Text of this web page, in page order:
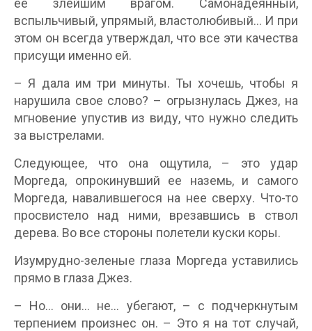
ее злейшим врагом. Самонадеянный,
вспыльчивый, упрямый, властолюбивый… И при
этом он всегда утверждал, что все эти качества
присущи именно ей.
– Я дала им три минуты. Ты хочешь, чтобы я
нарушила свое слово? – огрызнулась Джез, на
мгновение упустив из виду, что нужно следить
за выстрелами.
Следующее, что она ощутила, – это удар
Моргеда, опрокинувший ее наземь, и самого
Моргеда, навалившегося на нее сверху. Что-то
просвистело над ними, врезавшись в ствол
дерева. Во все стороны полетели куски коры.
Изумрудно-зеленые глаза Моргеда уставились
прямо в глаза Джез.
– Но… они… не… убегают, – с подчеркнутым
терпением произнес он. – Это я на тот случай,